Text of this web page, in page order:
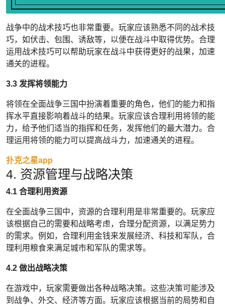
战争中的战术技巧也非常重要。玩家应该熟悉不同的战术技
巧，如伏击、包围、诱敌等，以便在战斗中取得优势。合理
运用战术技巧可以帮助玩家在战斗中获得更好的战果，加速
通关的进程。
3.3 发挥将领能力
将领在全面战争三国中扮演着重要的角色，他们的能力和指
挥水平直接影响着战斗的结果。玩家应该合理利用将领的能
力，给予他们适当的指挥和任务，发挥他们的最大潜力。合
理运用将领的能力可以提高战斗力，加速通关的进程。
扑克之星app
4. 资源管理与战略决策
4.1 合理利用资源
在全面战争三国中，资源的合理利用是非常重要的。玩家应
该根据自己的需要和战略考虑，合理分配资源，以满足势力
的需求。例如，合理利用金钱来发展经济、科技和军队，合
理利用粮食来满足城市和军队的需求等。
4.2 做出战略决策
在游戏中，玩家需要做出各种战略决策。这些决策可能涉及
到战争、外交、经济等方面。玩家应该根据当前的局势和自